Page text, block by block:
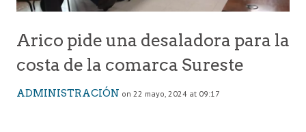
Arico pide una desaladora para la
costa de la comarca Sureste
ADMINISTRACIÓN on 22 mayo, 2024 at 09:17